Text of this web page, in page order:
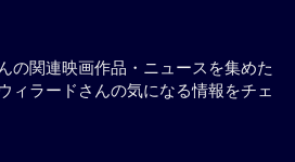
の関連映画作品・ニュースを集めた
ィラードさんの気になる情報をチェ